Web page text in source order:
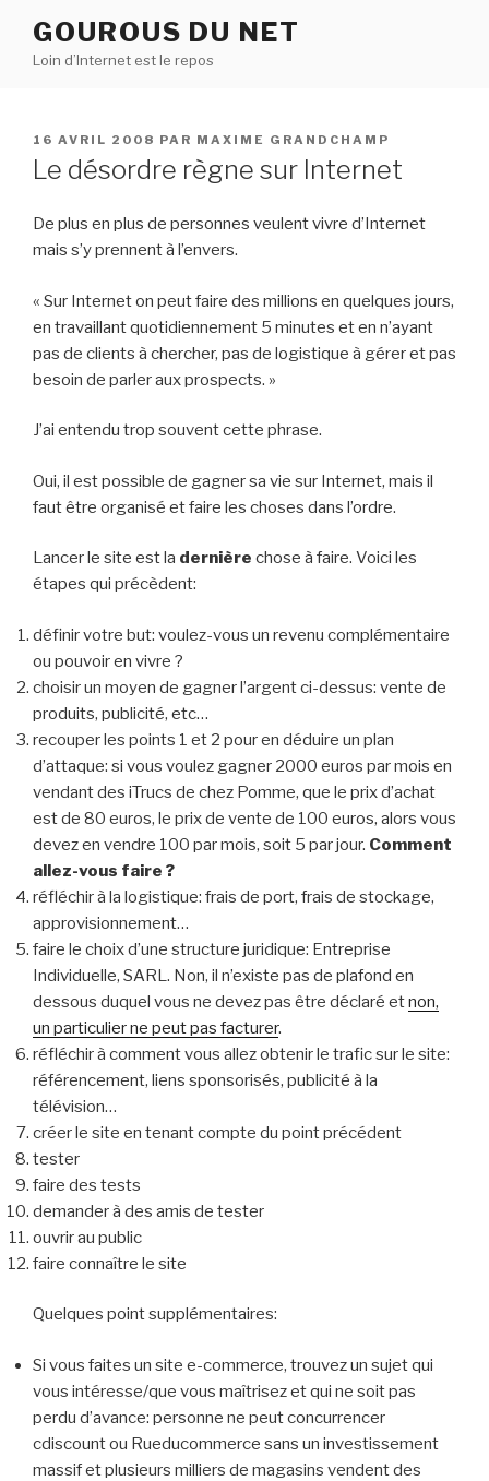
contenu
GOUROUS DU NET
Loin d’Internet est le repos
PUBLIÉ
LE
16 AVRIL 2008 PAR MAXIME GRANDCHAMP
Le désordre règne sur Internet
De plus en plus de personnes veulent vivre d’Internet
mais s’y prennent à l’envers.
« Sur Internet on peut faire des millions en quelques jours,
en travaillant quotidiennement 5 minutes et en n’ayant
pas de clients à chercher, pas de logistique à gérer et pas
besoin de parler aux prospects. »
J’ai entendu trop souvent cette phrase.
Oui, il est possible de gagner sa vie sur Internet, mais il
faut être organisé et faire les choses dans l’ordre.
Lancer le site est la dernière chose à faire. Voici les
étapes qui précèdent:
définir votre but: voulez-vous un revenu complémentaire
ou pouvoir en vivre ?
choisir un moyen de gagner l’argent ci-dessus: vente de
produits, publicité, etc…
recouper les points 1 et 2 pour en déduire un plan
d’attaque: si vous voulez gagner 2000 euros par mois en
vendant des iTrucs de chez Pomme, que le prix d’achat
est de 80 euros, le prix de vente de 100 euros, alors vous
devez en vendre 100 par mois, soit 5 par jour. Comment
allez-vous faire ?
réfléchir à la logistique: frais de port, frais de stockage,
approvisionnement…
faire le choix d’une structure juridique: Entreprise
Individuelle, SARL. Non, il n’existe pas de plafond en
dessous duquel vous ne devez pas être déclaré etnon,
un particulier ne peut pas facturer.
réfléchir à comment vous allez obtenir le trafic sur le site:
référencement, liens sponsorisés, publicité à la
télévision…
créer le site en tenant compte du point précédent
tester
faire des tests
demander à des amis de tester
ouvrir au public
faire connaître le site
Quelques point supplémentaires:
Si vous faites un site e-commerce, trouvez un sujet qui
vous intéresse/que vous maîtrisez et qui ne soit pas
perdu d’avance: personne ne peut concurrencer
cdiscount ou Rueducommerce sans un investissement
massif et plusieurs milliers de magasins vendent des